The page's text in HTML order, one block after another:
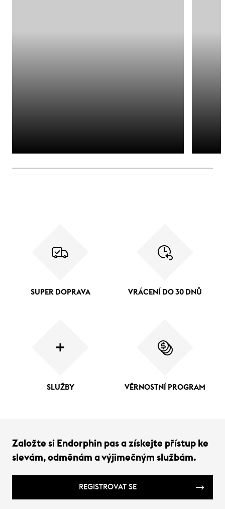
SUPER DOPRAVA VRÁCENÍ DO 30 DNŮ
SLUŽBY VĚRNOSTNÍ PROGRAM
Založte si Endorphin pas a získejte přístup ke
slevám, odměnám a výjimečným službám.
REGISTROVAT SE